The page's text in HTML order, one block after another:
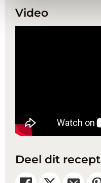
Video
Deel dit recept